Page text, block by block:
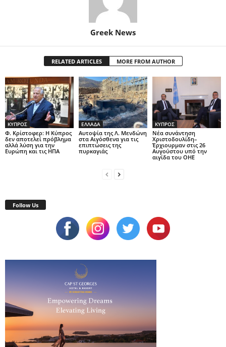
Greek News
RELATED ARTICLES MORE FROM AUTHOR
ΚΥΠΡΟΣ
Φ. Κρίστοφερ: Η Κύπρος
δεν αποτελεί πρόβλημα
αλλά λύση για την
Ευρώπη και τις ΗΠΑ
ΕΛΛΑΔΑ
Αυτοψία της Λ. Μενδώνη
στα Αιγόσθενα για τις
επιπτώσεις της
πυρκαγιάς
ΚΥΠΡΟΣ
Νέα συνάντηση
Χριστοδουλίδη–
Έρχιουρμαν στις 26
Αυγούστου υπό την
αιγίδα του ΟΗΕ
Follow Us